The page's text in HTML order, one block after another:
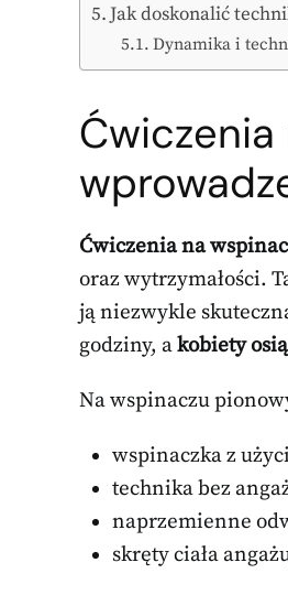
Jak doskonalić
Dynamika i
Ćwiczenia na
oraz wytrzymałości.
ją niezwykle
godziny, akobiety
Na wspinaczu
wspinaczka z
technika bez
naprzemienne
skręty ciała